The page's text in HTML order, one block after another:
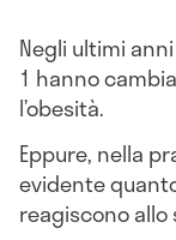
Negli ultimi
1 hanno
l’obesità.
Eppure, nella
evidente
reagiscono allo